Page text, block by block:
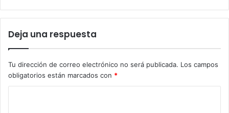
Deja una respuesta
Tu dirección de correo electrónico no será publicada. Los campos
obligatorios están marcados con *